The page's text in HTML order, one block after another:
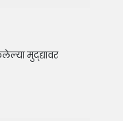
मुद्द्यावर